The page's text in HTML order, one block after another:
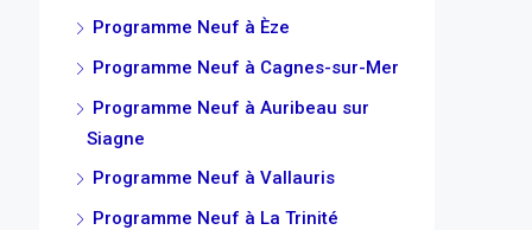
Programme Neuf à Èze
Programme Neuf à Cagnes-sur-Mer
Programme Neuf à Auribeau sur
Siagne
Programme Neuf à Vallauris
Programme Neuf à La Trinité